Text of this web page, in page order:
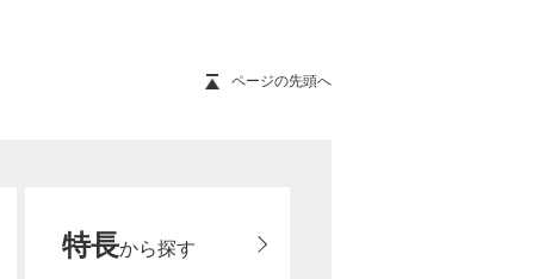
ページの先頭へ
特長から探す